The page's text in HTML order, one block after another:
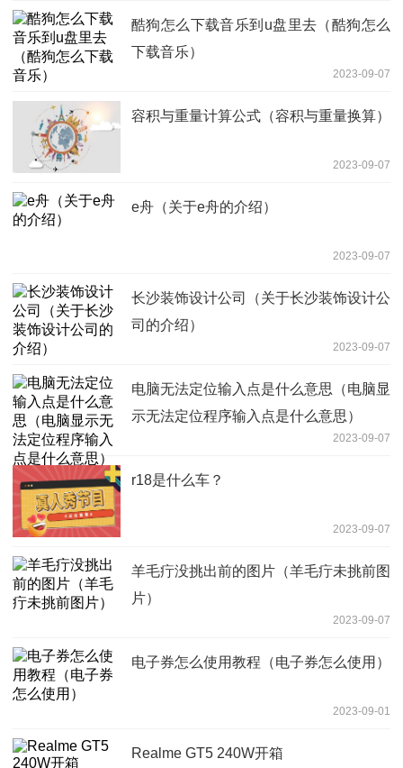
酷狗怎么下载音乐到u盘里去（酷狗怎么
下载音乐）
2023-09-07
容积与重量计算公式（容积与重量换算）
2023-09-07
e舟（关于e舟的介绍）
2023-09-07
长沙装饰设计公司（关于长沙装饰设计公
司的介绍）
2023-09-07
电脑无法定位输入点是什么意思（电脑显
示无法定位程序输入点是什么意思）
2023-09-07
r18是什么车？
2023-09-07
羊毛疔没挑出前的图片（羊毛疔未挑前图
片）
2023-09-07
电子券怎么使用教程（电子券怎么使用）
2023-09-01
Realme GT5 240W开箱